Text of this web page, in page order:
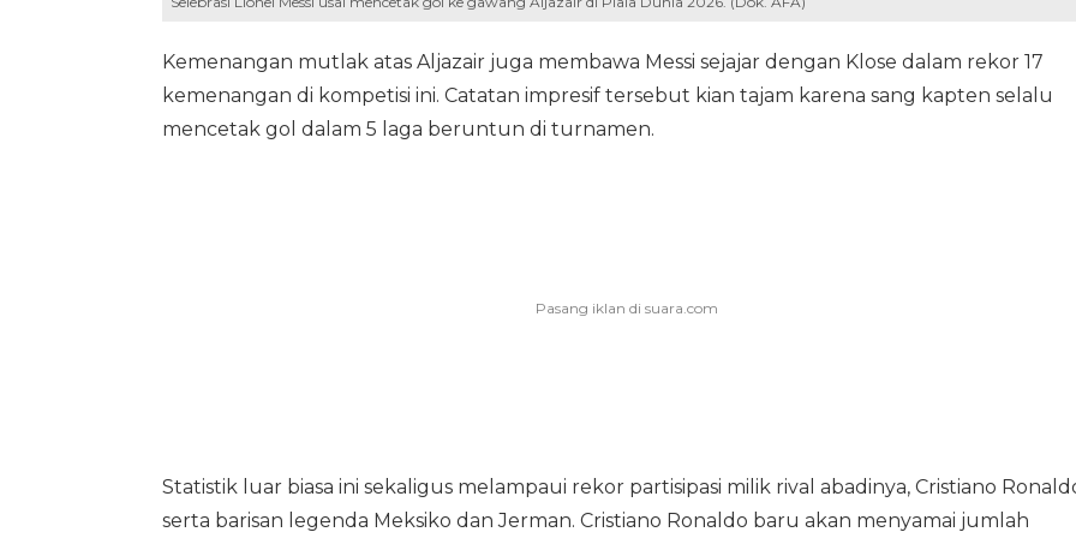
Kemenangan mutlak atas Aljazair juga membawa Messi sejajar dengan Klose dalam rekor 17
kemenangan di kompetisi ini. Catatan impresif tersebut kian tajam karena sang kapten selalu
mencetak gol dalam 5 laga beruntun di turnamen.
Statistik luar biasa ini sekaligus melampaui rekor partisipasi milik rival abadinya, Cristiano
serta barisan legenda Meksiko dan Jerman. Cristiano Ronaldo baru akan menyamai jumlah